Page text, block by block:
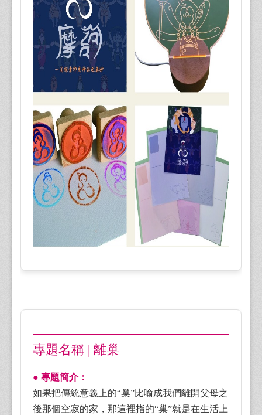
專題名稱 | 離巢
● 專題簡介：
如果把傳統意義上的“巢”比喻成我們離開父母之
後那個空寂的家，那這裡指的“巢”就是在生活上